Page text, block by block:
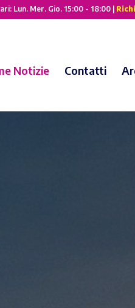
Lun. Mer. Gio. 15:00 - 18:00 |
Notizie Contatti